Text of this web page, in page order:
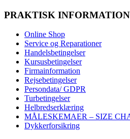
PRAKTISK INFORMATION
Online Shop
Service og Reparationer
Handelsbetingelser
Kursusbetingelser
Firmainformation
Rejsebetingelser
Persondata/ GDPR
Turbetingelser
Helbredserklæring
MÅLESKEMAER – SIZE
Dykkerforsikring